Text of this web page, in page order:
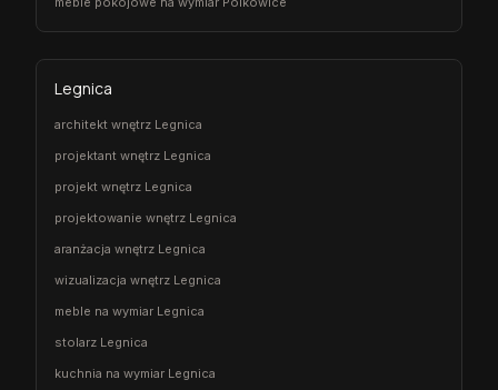
Legnica
architekt wnętrz Legnica
projektant wnętrz Legnica
projekt wnętrz Legnica
projektowanie wnętrz Legnica
aranżacja wnętrz Legnica
wizualizacja wnętrz Legnica
meble na wymiar Legnica
stolarz Legnica
kuchnia na wymiar Legnica